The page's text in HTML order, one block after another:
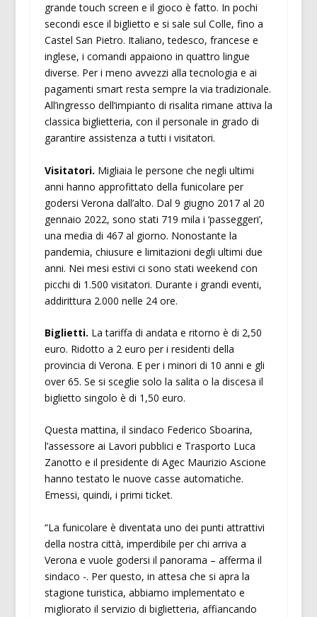
grande touch screen e il gioco è fatto. In pochi
secondi esce il biglietto e si sale sul Colle, fino a
Castel San Pietro. Italiano, tedesco, francese e
inglese, i comandi appaiono in quattro lingue
diverse. Per i meno avvezzi alla tecnologia e ai
pagamenti smart resta sempre la via tradizionale.
All’ingresso dell’impianto di risalita rimane attiva la
classica biglietteria, con il personale in grado di
garantire assistenza a tutti i visitatori.
Visitatori. Migliaia le persone che negli ultimi
anni hanno approfittato della funicolare per
godersi Verona dall’alto. Dal 9 giugno 2017 al 20
gennaio 2022, sono stati 719 mila i ‘passeggeri’,
una media di 467 al giorno. Nonostante la
pandemia, chiusure e limitazioni degli ultimi due
anni. Nei mesi estivi ci sono stati weekend con
picchi di 1.500 visitatori. Durante i grandi eventi,
addirittura 2.000 nelle 24 ore.
Biglietti. La tariffa di andata e ritorno è di 2,50
euro. Ridotto a 2 euro per i residenti della
provincia di Verona. E per i minori di 10 anni e gli
over 65. Se si sceglie solo la salita o la discesa il
biglietto singolo è di 1,50 euro.
Questa mattina, il sindaco Federico Sboarina,
l’assessore ai Lavori pubblici e Trasporto Luca
Zanotto e il presidente di Agec Maurizio Ascione
hanno testato le nuove casse automatiche.
Emessi, quindi, i primi ticket.
“La funicolare è diventata uno dei punti attrattivi
della nostra città, imperdibile per chi arriva a
Verona e vuole godersi il panorama – afferma il
sindaco -. Per questo, in attesa che si apra la
stagione turistica, abbiamo implementato e
migliorato il servizio di biglietteria, affiancando